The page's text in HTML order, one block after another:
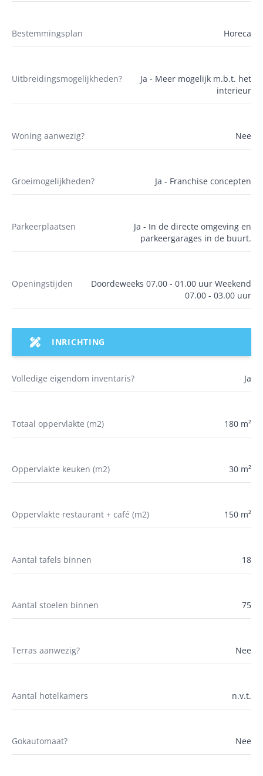
Bestemmingsplan Horeca
Uitbreidingsmogelijkheden?
Ja - Meer mogelijk m.b.t. het
interieur
Woning aanwezig? Nee
Groeimogelijkheden? Ja - Franchise concepten
Parkeerplaatsen
Ja - In de directe omgeving en
parkeergarages in de buurt.
Openingstijden
Doordeweeks 07.00 - 01.00 uur Weekend
07.00 - 03.00 uur
INRICHTING
Volledige eigendom inventaris? Ja
Totaal oppervlakte (m2) 180 m²
Oppervlakte keuken (m2) 30 m²
Oppervlakte restaurant + café (m2) 150 m²
Aantal tafels binnen 18
Aantal stoelen binnen 75
Terras aanwezig? Nee
Aantal hotelkamers n.v.t.
Gokautomaat? Nee